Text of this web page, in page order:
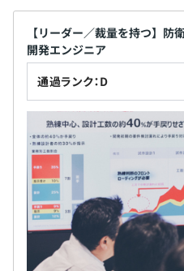
【リーダー／裁量を持つ】
開発エンジニア
通過ランク：D